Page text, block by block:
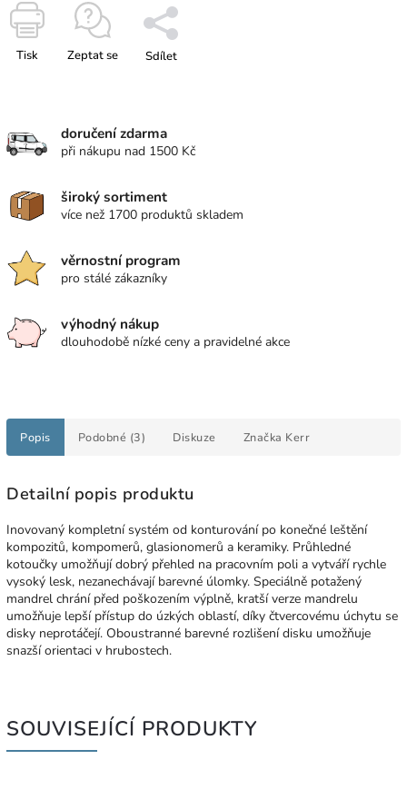
Tisk Zeptat se Sdílet
doručení zdarma
při nákupu nad 1500 Kč
široký sortiment
více než 1700 produktů skladem
věrnostní program
pro stálé zákazníky
výhodný nákup
dlouhodobě nízké ceny a pravidelné akce
Popis Podobné (3) Diskuze Značka Kerr
Detailní popis produktu
Inovovaný kompletní systém od konturování po konečné leštění
kompozitů, kompomerů, glasionomerů a keramiky. Průhledné
kotoučky umožňují dobrý přehled na pracovním poli a vytváří rychle
vysoký lesk, nezanechávají barevné úlomky. Speciálně potažený
mandrel chrání před poškozením výplně, kratší verze mandrelu
umožňuje lepší přístup do úzkých oblastí, díky čtvercovému úchytu se
disky neprotáčejí. Oboustranné barevné rozlišení disku umožňuje
snazší orientaci v hrubostech.
SOUVISEJÍCÍ PRODUKTY